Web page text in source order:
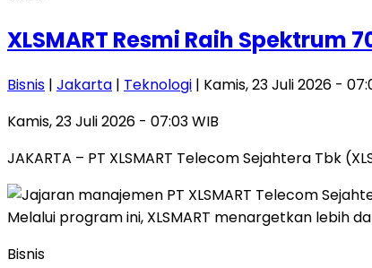
XLSMART Resmi Raih Spektrum
Bisnis | Jakarta | Teknologi | Kamis, 23 Juli 2026 -
Kamis, 23 Juli 2026 - 07:03 WIB
JAKARTA – PT XLSMART Telecom Sejahtera Tbk
Bisnis